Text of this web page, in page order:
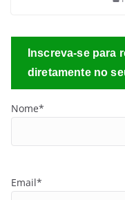
Inscreva-se para
diretamente no
Nome*
Email*